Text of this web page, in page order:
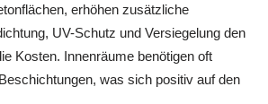
erhöhen zusätzliche
UV-Schutz und Versiegelung den
Kosten. Innenräume benötigen oft
was sich positiv auf den